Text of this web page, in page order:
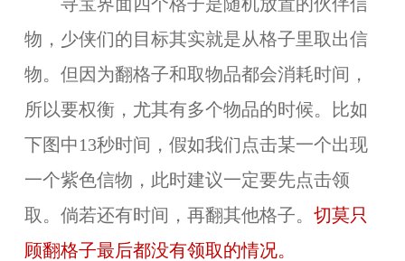
物，少侠们的目标其实就是从格子里取出信
物。但因为翻格子和取物品都会消耗时间，
所以要权衡，尤其有多个物品的时候。比如
下图中13秒时间，假如我们点击某一个出现
一个紫色信物，此时建议一定要先点击领
取。倘若还有时间，再翻其他格子。 切莫只
顾翻格子最后都没有领取的情况。